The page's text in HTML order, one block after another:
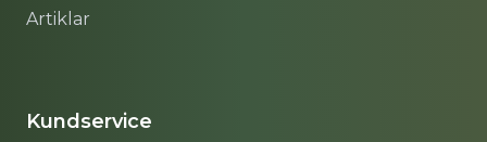
Artiklar
Kundservice